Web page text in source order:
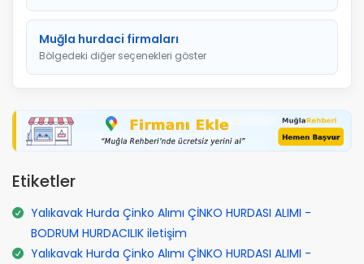
Muğla hurdaci firmaları
Bölgedeki diğer seçenekleri göster
Etiketler
Yalıkavak Hurda Çinko Alımı ÇİNKO HURDASI ALIMI -
BODRUM HURDACILIK iletişim
Yalıkavak Hurda Çinko Alımı ÇİNKO HURDASI ALIMI -